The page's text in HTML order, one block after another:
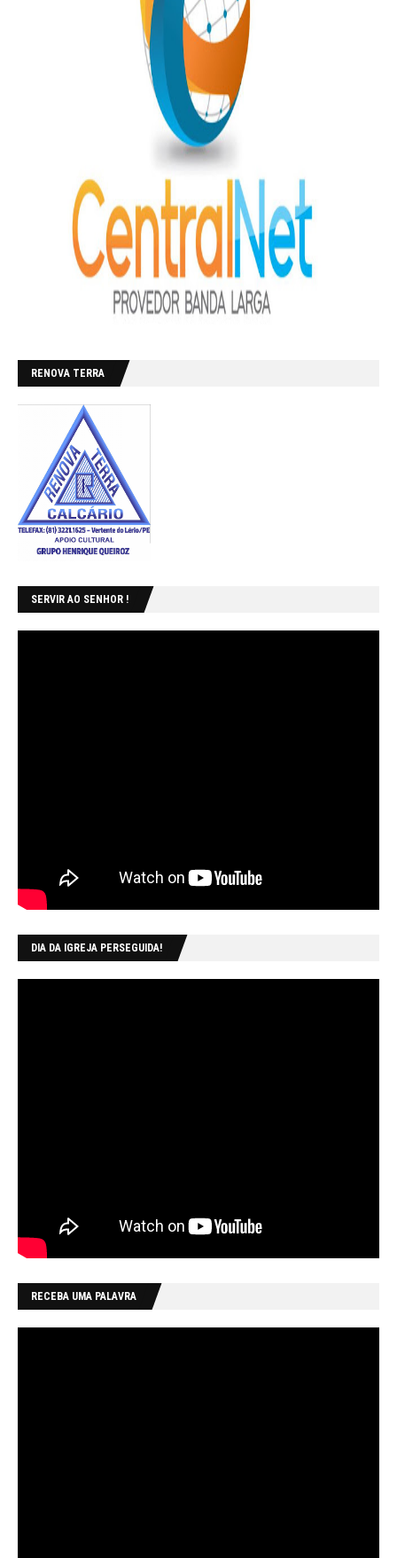
RENOVA TERRA
SERVIR AO SENHOR !
DIA DA IGREJA PERSEGUIDA!
RECEBA UMA PALAVRA